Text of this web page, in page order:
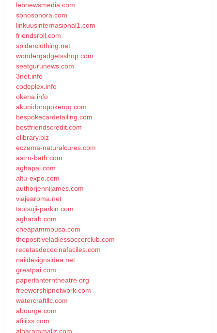
lebnewsmedia.com
sonosonora.com
linkuusinternasional1.com
friendsroll.com
spiderclothing.net
wondergadgetsshop.com
seatgurunews.com
3net.info
codeplex.info
okena.info
akunidpropokerqq.com
bespokecardetailing.com
bestfriendscredit.com
elibrary.biz
eczema-naturalcures.com
astro-bath.com
aghapal.com
altu-expo.com
authorjennijames.com
viajearoma.net
tsutsuji-parkin.com
agharab.com
cheapammousa.com
thepositiveladiessoccerclub.com
recetasdecocinafaciles.com
naildesignsidea.net
greatpai.com
paperlanterntheatre.org
freeworshipnetwork.com
watercraftllc.com
abourge.com
afiliixs.com
alharammallz.com